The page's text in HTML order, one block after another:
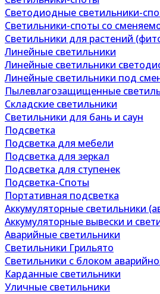
Светодиодные светильники-
Светильники-споты со
Светильники для растений
Линейные светильники
Линейные светильники
Линейные светильники под
Пылевлагозащищенные
Складские светильники
Светильники для бань и саун
Подсветка
Подсветка для мебели
Подсветка для зеркал
Подсветка для ступенек
Подсветка-Споты
Портативная подсветка
Аккумуляторные светильники
Аккумуляторные вывески и
Аварийные светильники
Светильники Грильято
Светильники с блоком
Карданные светильники
Уличные светильники